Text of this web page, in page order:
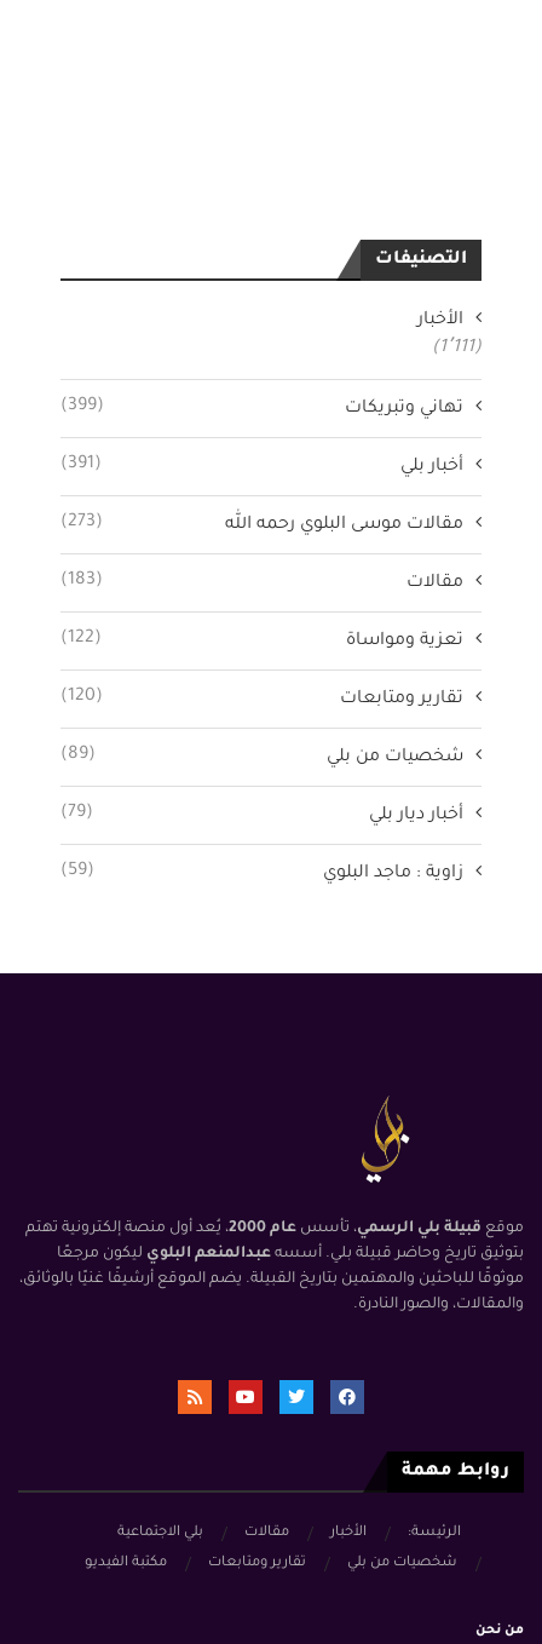
التصنيفات
الأخبار
(1٬111)
تهاني وتبريكات (399)
أخبار بلي (391)
مقالات موسى البلوي رحمه الله (273)
مقالات (183)
تعزية ومواساة (122)
تقارير ومتابعات (120)
شخصيات من بلي (89)
أخبار ديار بلي (79)
زاوية : ماجد البلوي (59)
موقع قبيلة بلي الرسمي، تأسس عام 2000
، يُعد أول منصة إلكترونية تهتم
بتوثيق تاريخ وحاضر قبيلة بلي. أسسه عبدالمنعم البلوي ليكون مرجعًا
موثوقًا للباحثين والمهتمين بتاريخ القبيلة. يضم الموقع أرشيفًا غنيًا بالوثائق،
والمقالات، والصور النادرة.
روابط مهمة
الرئيسة: الأخبار مقالات
بلي الاجتماعية
شخصيات من بلي
تقارير ومتابعات مكتبة الفيديو
من نحن